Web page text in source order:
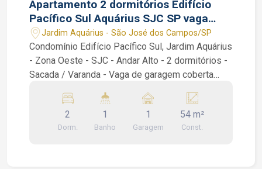
Apartamento 2 dormitórios Edifício
Pacífico Sul Aquárius SJC SP vaga
coberta
Jardim Aquárius - São José dos Campos/SP
Condomínio Edifício Pacífico Sul, Jardim Aquárius
- Zona Oeste - SJC - Andar Alto - 2 dormitórios -
Sacada / Varanda - Vaga de garagem coberta
em frente à praça Ulisses Guimarães, com 2
dormitório, sacada, banheiro social, sala 2
ambientes, cozinha e área de serviço. Muito claro
2
Dorm.
1
Banho
1
Garagem
54 m²
Const.